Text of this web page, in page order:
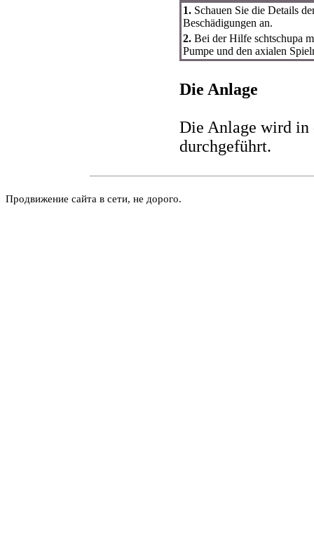
1. Schauen Sie die Details
Beschädigungen an.
2. Bei der Hilfe schtschupa
Pumpe und den axialen
Die Anlage
Die Anlage wird in
durchgeführt.
Продвижение сайта в сети, не дорого.